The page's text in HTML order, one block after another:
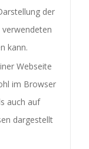
der
kann.
Webseite
im Browser
auch auf
dargestellt